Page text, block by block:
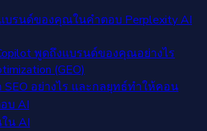
บรนด์ของคุณในคำตอบ Perplexity AI
พูดถึงแบรนด์ของคุณอย่างไร
(GEO)
SEO อย่างไร และกลยุทธ์ทำให้คอน
บ AI
น AI